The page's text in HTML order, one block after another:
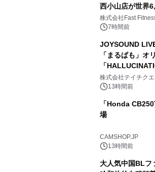
西小山店が世界
株式会社Fast
7時間前
JOYSOUND
「まるぱも」オ
「
信リリース決定
株式会社テイチク
13時間前
「Honda
場
CAMSHOP.JP
13時間前
大人気中国BLフ